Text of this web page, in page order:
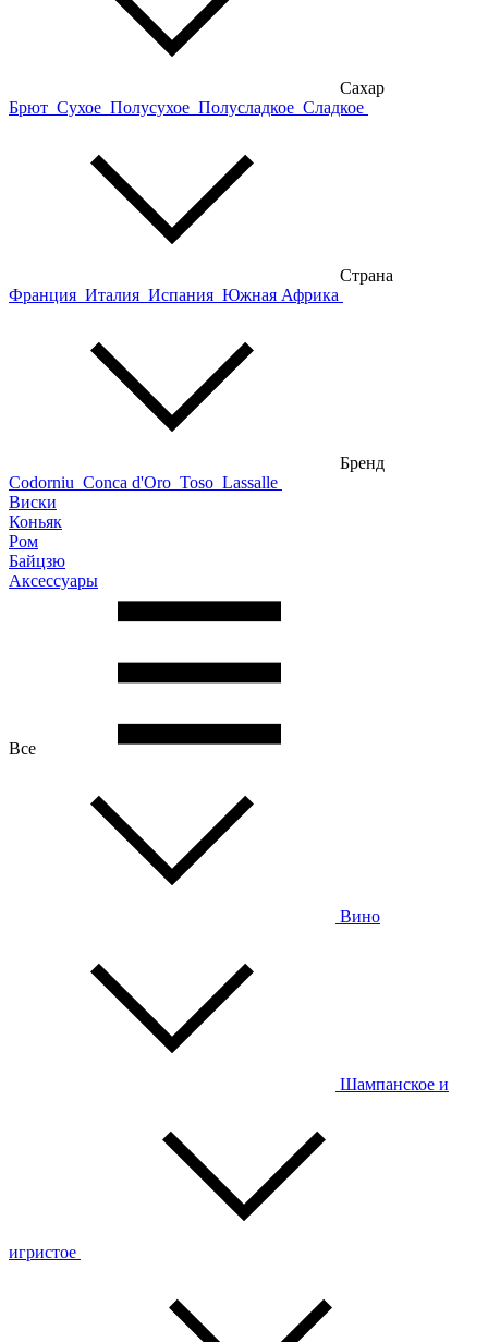
Сахар
Брют Сухое Полусухое Полусладкое Сладкое
Страна
Франция Италия Испания Южная Африка
Бренд
Codorniu Conca d'Oro Toso Lassalle
Виски
Коньяк
Ром
Байцзю
Аксессуары
Все
Вино
Шампанское и
игристое